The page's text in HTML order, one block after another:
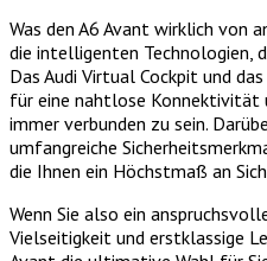
Was den A6 Avant wirklich von
die intelligenten Technologien,
Das Audi Virtual Cockpit und
für eine nahtlose Konnektivität
immer verbunden zu sein.
umfangreiche
die Ihnen ein Höchstmaß an
Wenn Sie also ein
Vielseitigkeit und erstklassige